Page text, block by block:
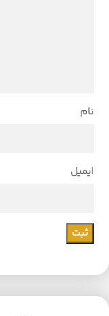
نام
ایمیل